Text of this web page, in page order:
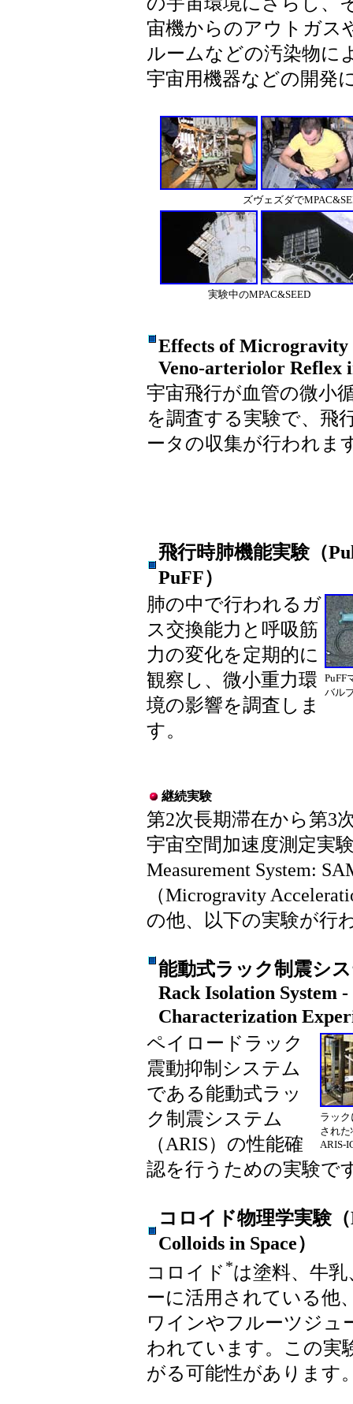
宙機からのアウトガス
ルームなどの汚染物に
宇宙用機器などの開発
ズヴェズダで
実験中のMPAC&SEED
Effects of Microgravity
Veno-arteriolor Reflex
宇宙飛行が血管の微小
を調査する実験で、飛
ータの収集が行われま
飛行時肺機能実験（
PuFF）
PuFF
バル
肺の中で行われるガ
ス交換能力と呼吸筋
力の変化を定期的に
観察し、微小重力環
境の影響を調査しま
す。
継続実験
第2次長期滞在から第3
宇宙空間加速度測定実
Measurement System:
（Microgravity
の他、以下の実験が行
能動式ラック制震シ
Rack Isolation System
Characterization
ラッ
され
ARIS-
ペイロードラック
震動抑制システム
である能動式ラッ
ク制震システム
（ARIS）の性能確
認を行うための実験で
コロイド物理学実験
Colloids in Space）
コロイド *は塗料、牛
ーに活用されている他
ワインやフルーツジュ
われています。この実
がる可能性があります